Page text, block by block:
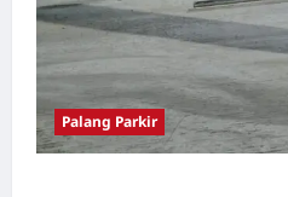
Palang Parkir